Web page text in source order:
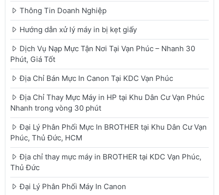
Thông Tin Doanh Nghiệp
Hướng dẫn xử lý máy in bị kẹt giấy
Dịch Vụ Nạp Mực Tận Nơi Tại Vạn Phúc – Nhanh 30
Phút, Giá Tốt
Địa Chỉ Bán Mực In Canon Tại KDC Vạn Phúc
Địa Chỉ Thay Mực Máy in HP tại Khu Dân Cư Vạn Phúc
Nhanh trong vòng 30 phút
Đại Lý Phân Phối Mực In BROTHER tại Khu Dân Cư Vạn
Phúc, Thủ Đức, HCM
Địa chỉ thay mực máy in BROTHER tại KDC Vạn Phúc,
Thủ Đức
Đại Lý Phân Phối Máy In Canon